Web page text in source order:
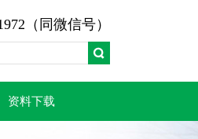
（同微信号）
资料下载